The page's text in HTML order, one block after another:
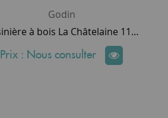
Godin
Cuisinière à bois La Châtelaine 11Kw autres coloris que noir et blanc - Godin Réf. 240165 (remplace réf. 6155)
Prix : Nous consulter